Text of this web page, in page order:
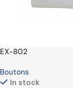
EX-802
Boutons
In stock